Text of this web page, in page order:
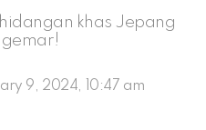
khas Jepang
9, 2024, 10:47 am